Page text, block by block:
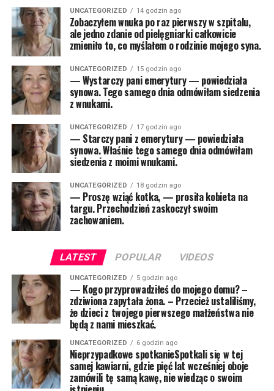
UNCATEGORIZED 14 godzin ago
Zobaczyłem wnuka po raz pierwszy w szpitalu,
ale jedno zdanie od pielęgniarki całkowicie
zmieniło to, co myślałem o rodzinie mojego syna.
UNCATEGORIZED 15 godzin ago
— Wystarczy pani emerytury — powiedziała
synowa. Tego samego dnia odmówiłam siedzenia
z wnukami.
UNCATEGORIZED 17 godzin ago
— Starczy pani z emerytury — powiedziała
synowa. Właśnie tego samego dnia odmówiłam
siedzenia z moimi wnukami.
UNCATEGORIZED 18 godzin ago
— Proszę wziąć kotka, — prosiła kobieta na
targu. Przechodzień zaskoczył swoim
zachowaniem.
LATEST POPULAR VIDEOS
UNCATEGORIZED 5 godzin ago
— Kogo przyprowadziłeś do mojego domu? –
zdziwiona zapytała żona. – Przecież ustaliliśmy,
że dzieci z twojego pierwszego małżeństwa nie
będą z nami mieszkać.
UNCATEGORIZED 6 godzin ago
Nieprzypadkowe spotkanieSpotkali się w tej
samej kawiarni, gdzie pięć lat wcześniej oboje
zamówili tę samą kawę, nie wiedząc o swoim